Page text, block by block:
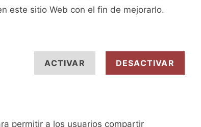
este sitio Web con el fin de mejorarlo.
ACTIVAR DESACTIVAR
permitir a los usuarios compartir